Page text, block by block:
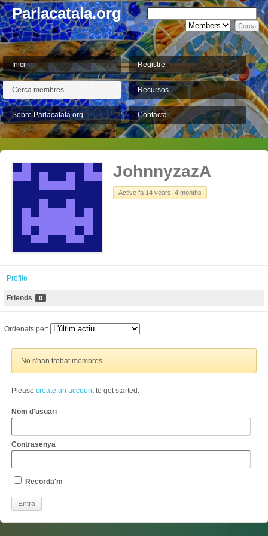
Parlacatala.org
Inici Registre
Cerca membres Recursos
Sobre Parlacatala.org Contacta
JohnnyzazA
Active fa 14 years, 4 months
Profile
Friends 0
Ordenats per:
No s'han trobat membres.
Please create an accountto get started.
Nom d'usuari
Contrasenya
Recorda'm